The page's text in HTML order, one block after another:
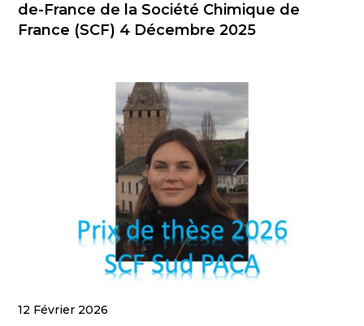
de-France de la Société Chimique de
France (SCF) 4 Décembre 2025
12 Février 2026